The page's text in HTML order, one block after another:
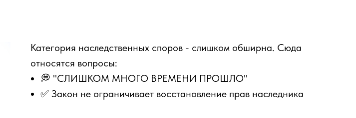
Категория наследственных споров - слишком обширна. Сюда
относятся вопросы:
💭 "СЛИШКОМ МНОГО ВРЕМЕНИ ПРОШЛО"
✅ Закон не ограничивает восстановление прав наследника